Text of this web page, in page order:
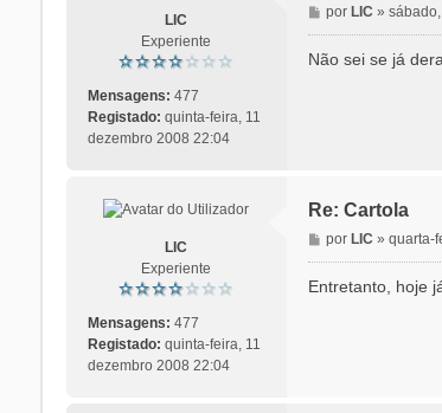
LIC
Experiente
Mensagens: 477
Registado: quinta-feira, 11
dezembro 2008 22:04
M
e
n
porLIC »
Não sei se já
LIC
Experiente
Mensagens: 477
Registado: quinta-feira, 11
dezembro 2008 22:04
Re: Cartola
M
e
n
porLIC »quarta-
Entretanto, hoje